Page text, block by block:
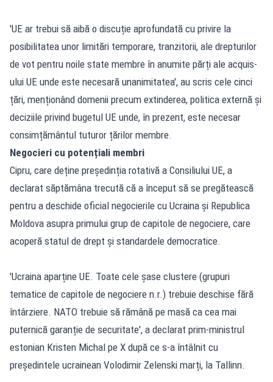
'UE ar trebui să aibă o discuție aprofundată cu privire la
posibilitatea unor limitări temporare, tranzitorii, ale drepturilor
de vot pentru noile state membre în anumite părți ale acquis-
ului UE unde este necesară unanimitatea', au scris cele cinci
țări, menționând domenii precum extinderea, politica externă și
deciziile privind bugetul UE unde, în prezent, este necesar
consimțământul tuturor țărilor membre.
Negocieri cu potențiali membri
Cipru, care deține președinția rotativă a Consiliului UE, a
declarat săptămâna trecută că a început să se pregătească
pentru a deschide oficial negocierile cu Ucraina și Republica
Moldova asupra primului grup de capitole de negociere, care
acoperă statul de drept și standardele democratice.
'Ucraina aparține UE. Toate cele șase clustere (grupuri
tematice de capitole de negociere n.r.) trebuie deschise fără
întârziere. NATO trebuie să rămână pe masă ca cea mai
puternică garanție de securitate', a declarat prim-ministrul
estonian Kristen Michal pe X după ce s-a întâlnit cu
președintele ucrainean Volodimir Zelenski marți, la Tallinn.